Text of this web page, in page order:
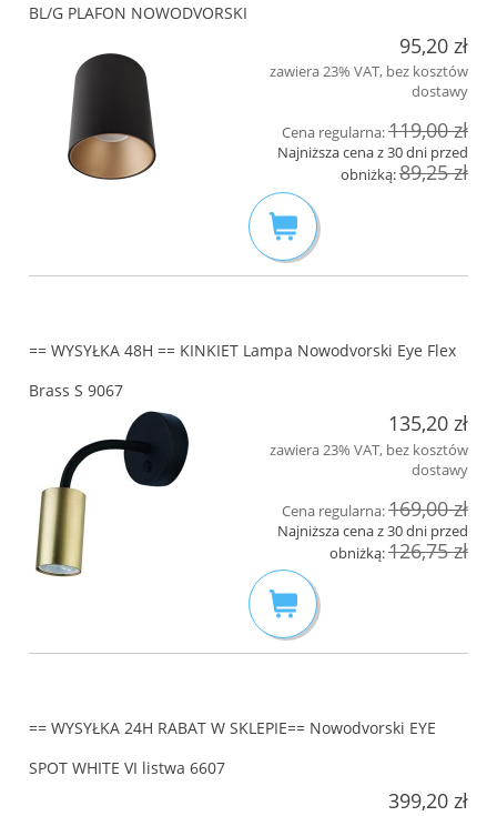
BL/G PLAFON NOWODVORSKI
95,20 zł
zawiera 23% VAT, bez kosztów
dostawy
Cena regularna:119,00 zł
Najniższa cena z 30 dni przed
obniżką:89,25 zł
== WYSYŁKA 48H == KINKIET Lampa Nowodvorski Eye Flex
Brass S 9067
135,20 zł
zawiera 23% VAT, bez kosztów
dostawy
Cena regularna:169,00 zł
Najniższa cena z 30 dni przed
obniżką:126,75 zł
== WYSYŁKA 24H RABAT W SKLEPIE== Nowodvorski EYE
SPOT WHITE VI listwa 6607
399,20 zł